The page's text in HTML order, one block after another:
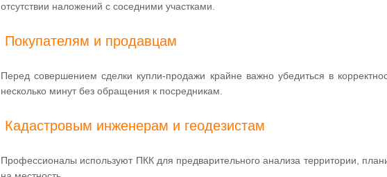
отсутствии наложений с соседними участками.
Покупателям и продавцам
Перед совершением сделки купли-продажи крайне важно убедиться в
несколько минут без обращения к посредникам.
Кадастровым инженерам и геодезистам
Профессионалы используют ПКК для предварительного анализа территории,